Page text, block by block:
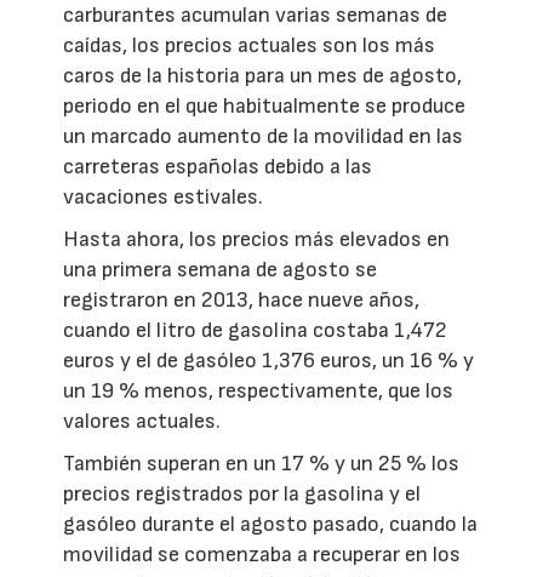
carburantes acumulan varias semanas de
caídas, los precios actuales son los más
caros de la historia para un mes de agosto,
periodo en el que habitualmente se produce
un marcado aumento de la movilidad en las
carreteras españolas debido a las
vacaciones estivales.
Hasta ahora, los precios más elevados en
una primera semana de agosto se
registraron en 2013, hace nueve años,
cuando el litro de gasolina costaba 1,472
euros y el de gasóleo 1,376 euros, un 16 % y
un 19 % menos, respectivamente, que los
valores actuales.
También superan en un 17 % y un 25 % los
precios registrados por la gasolina y el
gasóleo durante el agosto pasado, cuando la
movilidad se comenzaba a recuperar en los